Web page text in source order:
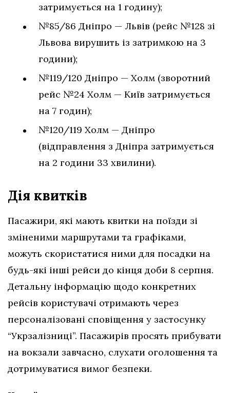
затримується на 1 годину);
№85/86 Дніпро — Львів (рейс №128 зі
Львова вирушить із затримкою на 3
години);
№119/120 Дніпро — Холм (зворотний
рейс №24 Холм — Київ затримується
на 7 годин);
№120/119 Холм — Дніпро
(відправлення з Дніпра затримується
на 2 години 33 хвилини).
Дія квитків
Пасажири, які мають квитки на поїзди зі
зміненими маршрутами та графіками,
можуть скористатися ними для посадки на
будь-які інші рейси до кінця доби 8 серпня.
Детальну інформацію щодо конкретних
рейсів користувачі отримають через
персоналізовані сповіщення у застосунку
“Укрзалізниці”. Пасажирів просять прибувати
на вокзали завчасно, слухати оголошення та
дотримуватися вимог безпеки.